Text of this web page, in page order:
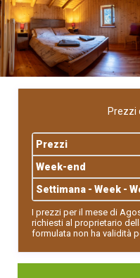
Prezzi
Prezzi
Week-end
Settimana - Week -
I prezzi per il mese di
richiesti al proprietario
formulata non ha validità